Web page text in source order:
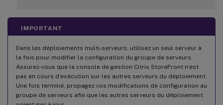
IMPORTANT
Dans les déploiements multi-serveurs, utilisez un seul serveur à
la fois pour modifier la configuration du groupe de serveurs.
Assurez-vous que la console de gestion Citrix StoreFront n’est
pas en cours d’exécution sur les autres serveurs du déploiement.
Une fois terminé, propagez vos modifications de configuration au
groupe de serveurs afin que les autres serveurs du déploiement